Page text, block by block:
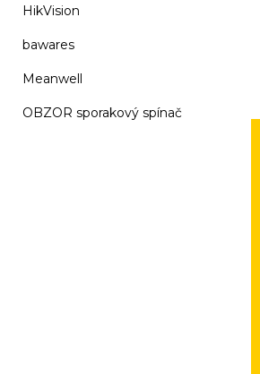
HikVision
bawares
Meanwell
OBZOR sporakový spínač